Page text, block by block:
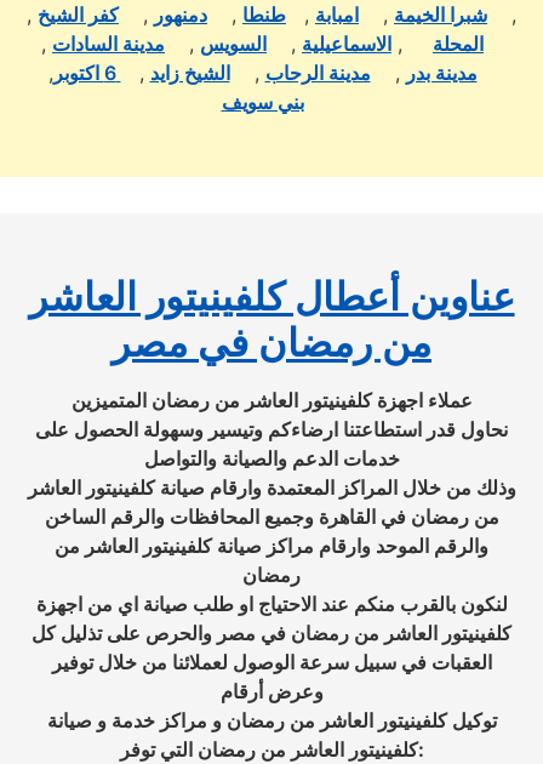
, شبرا الخيمة , امبابة , طنطا , دمنهور ,كفر الشيخ ,
المحلة , الاسماعيلية , السويس , مدينة السادات ,
مدينة بدر , مدينة الرحاب ,الشيخ زايد , 6 اكتوبر
,
بني سويف
عناوين أعطال كلفينيتور العاشر
من رمضان في مصر
عملاء اجهزة كلفينيتور العاشر من رمضان المتميزين
نحاول قدر استطاعتنا ارضاءكم وتيسير وسهولة الحصول على
خدمات الدعم والصيانة والتواصل
وذلك من خلال المراكز المعتمدة وارقام صيانة كلفينيتور العاشر
من رمضان في القاهرة وجميع المحافظات والرقم الساخن
والرقم الموحد وارقام مراكز صيانة كلفينيتور العاشر من
رمضان
لنكون بالقرب منكم عند الاحتياج او طلب صيانة اي من اجهزة
كلفينيتور العاشر من رمضان في مصر والحرص على تذليل كل
العقبات في سبيل سرعة الوصول لعملائنا من خلال توفير
وعرض أرقام
توكيل كلفينيتور العاشر من رمضان و مراكز خدمة و صيانة
كلفينيتور العاشر من رمضان التي توفر: